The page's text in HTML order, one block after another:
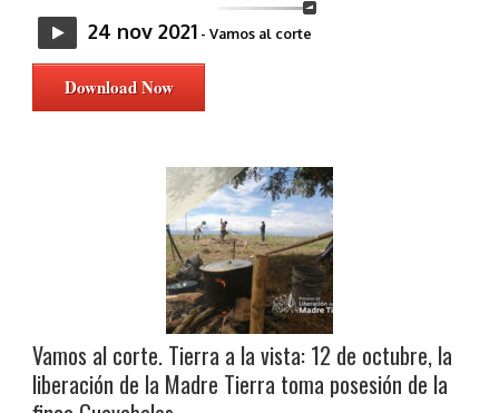
24 nov 2021 - Vamos al corte
Download Now
Vamos al corte. Tierra a la vista: 12 de octubre, la
liberación de la Madre Tierra toma posesión de la